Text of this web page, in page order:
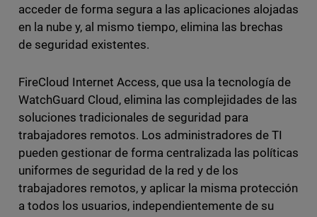
acceder de forma segura a las aplicaciones alojadas
en la nube y, al mismo tiempo, elimina las brechas
de seguridad existentes.
FireCloud Internet Access, que usa la tecnología de
WatchGuard Cloud, elimina las complejidades de las
soluciones tradicionales de seguridad para
trabajadores remotos. Los administradores de TI
pueden gestionar de forma centralizada las políticas
uniformes de seguridad de la red y de los
trabajadores remotos, y aplicar la misma protección
a todos los usuarios, independientemente de su